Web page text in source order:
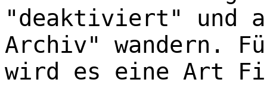
"deaktiviert" und
Archiv" wandern.
wird es eine Art